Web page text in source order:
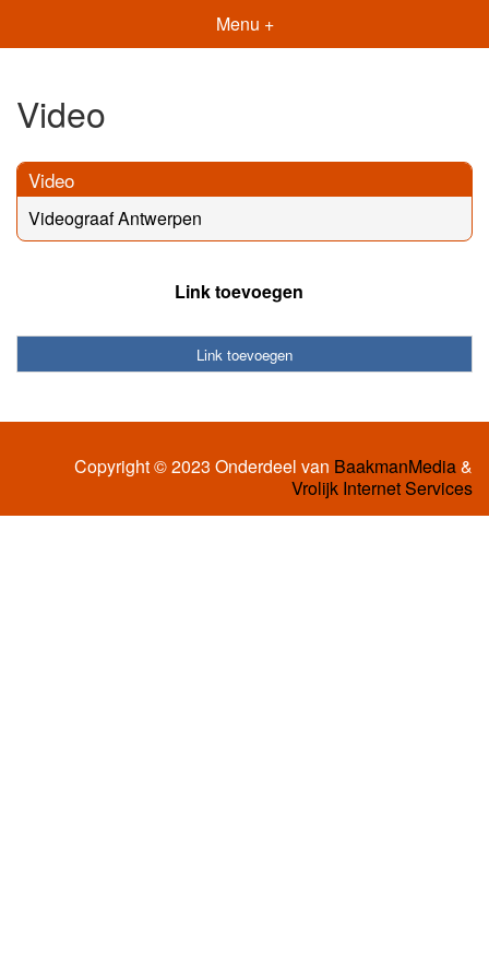
Menu +
Video
Video
Videograaf Antwerpen
Link toevoegen
Link toevoegen
Copyright © 2023 Onderdeel van BaakmanMedia&
Vrolijk Internet Services